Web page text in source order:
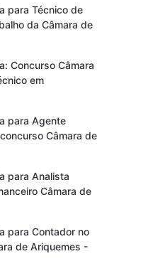
para Técnico de
da Câmara de
Concurso Câmara
em
para Agente
Câmara de
para Analista
Câmara de
para Contador no
de Ariquemes -